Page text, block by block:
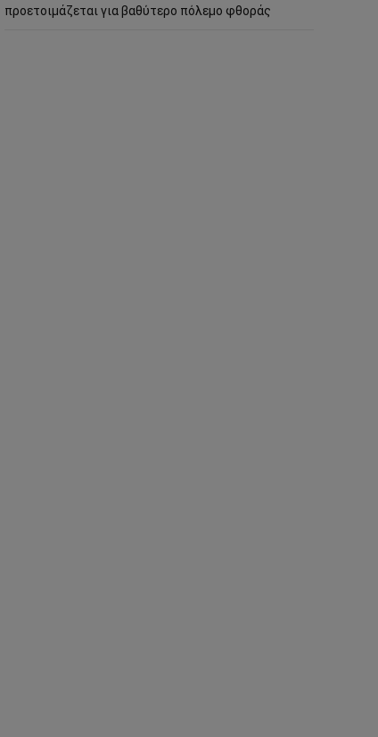
προετοιμάζεται για βαθύτερο πόλεμο φθοράς